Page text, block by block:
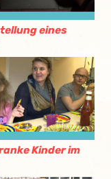
eines
Kinder im